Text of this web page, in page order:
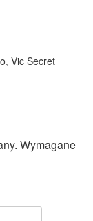
,Vic Secret
Wymagane